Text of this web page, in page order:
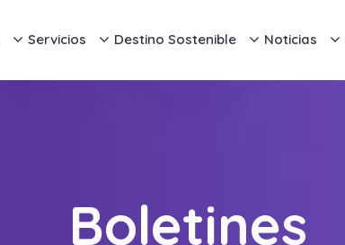
Servicios Destino Sostenible Noticias
Boletines